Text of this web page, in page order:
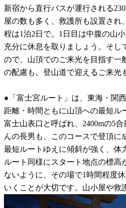
新宿から直行バスが運行される
屋の数も多く、救護所も設置され
程は1泊2日で。1日目は中腹の山
充分に休息を取りましょう。そし
ので、山頂でのご来光を目指す一
の配慮も。登山道で迎えるご来光
●「富士宮ルート」は、東海・関
距離・時間ともに山頂への最短
富士山表口と呼ばれ、2400mの5
んの長男も、このコースで登頂に
最短ルートゆえに傾斜が強く、体
ルート同様にスタート地点の標高
ないように、その場で1時間程度
いくことが大切です。山小屋や救